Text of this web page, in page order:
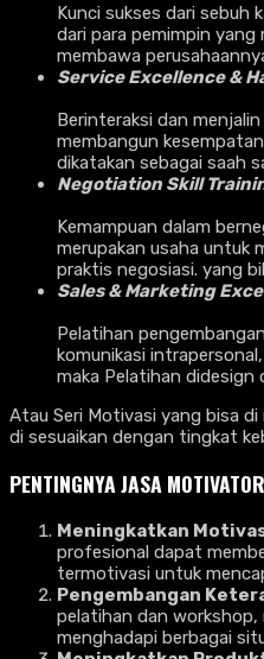
Kunci sukses dari sebuh
dari para pemimpin
membawa
Service Excellence &
Berinteraksi dan
membangun
dikatakan sebagai saah
Negotiation Skill
Kemampuan dalam
merupakan usaha untuk
praktis negosiasi. yang
Sales & Marketing
Pelatihan
komunikasi
maka Pelatihan
Atau Seri Motivasi yang bisa di
di sesuaikan dengan tingkat
PENTINGNYAJASA
Meningkatkan
profesional dapat
termotivasi untuk
Pengembangan
pelatihan dan workshop,
menghadapi berbagai